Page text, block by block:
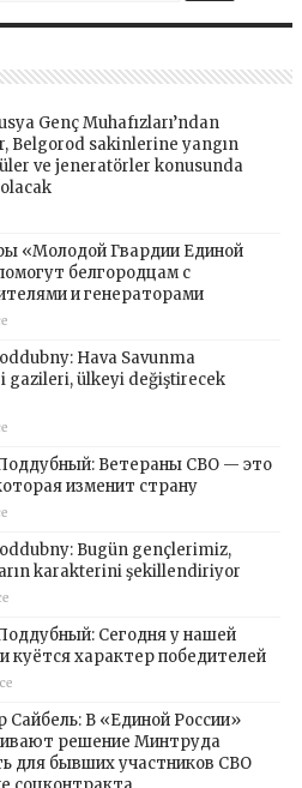
Genç Muhafızları’ndan
Belgorod sakinlerine yangın
ve jeneratörler konusunda
«Молодой Гвардии Единой
белгородцам с
и генераторами
Hava Savunma
gazileri, ülkeyi değiştirecek
Ветераны СВО — это
изменит страну
Bugün gençlerimiz,
karakterini şekillendiriyor
Сегодня у нашей
куётся характер победителей
Сайбель: В «Единой России»
решение Минтруда
для бывших участников СВО